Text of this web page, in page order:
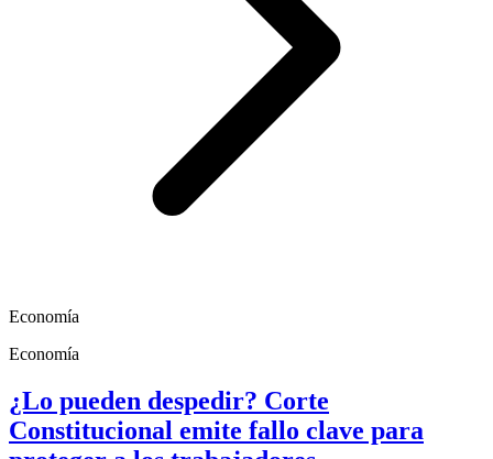
Economía
Economía
¿Lo pueden despedir? Corte
Constitucional emite fallo clave para